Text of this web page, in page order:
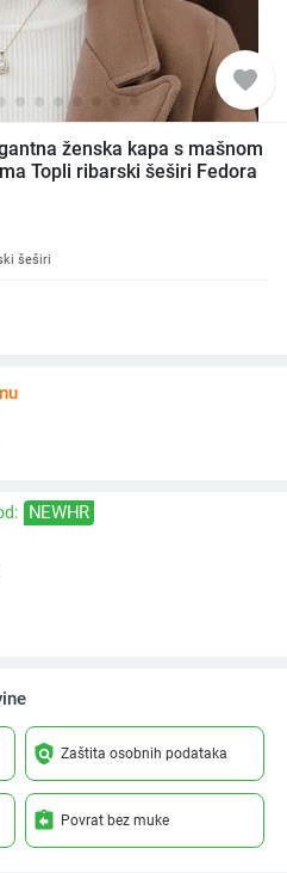
favorite
ženska kapa s mašnom
Topli ribarski šeširi Fedora
šeširi
NEWHR
policy Zaštita osobnih podataka
assignment_return Povrat bez muke